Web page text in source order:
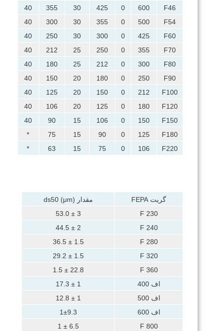
F46
600
0
425
30
355
40
F54
500
0
355
30
300
40
F60
425
0
300
30
250
40
F70
355
0
250
25
212
40
F80
300
0
212
25
180
40
F90
250
0
180
20
150
40
F100
212
0
150
20
125
40
F120
180
0
125
20
106
40
F150
150
0
106
15
90
40
F180
125
0
90
15
75
*
F220
106
0
75
15
63
*
گریت FEPA
مقدار ds50 (μm)
F 230
3 ± 53.0
F 240
2 ± 44.5
F 280
1.5 ± 36.5
F 320
1.5 ± 29.2
F 360
22.8 ± 1.5
اف 400
1 ± 17.3
اف 500
1 ± 12.8
اف 600
1±9.3
F 800
6.5 ± 1